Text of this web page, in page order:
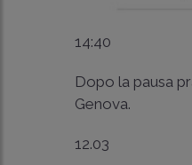
14:40
Dopo la pausa
Genova.
12.03